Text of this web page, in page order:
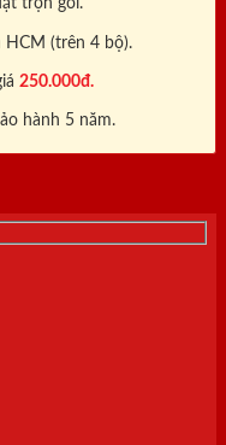
HCM (trên 4 bộ).
250.000đ.
hành 5 năm.